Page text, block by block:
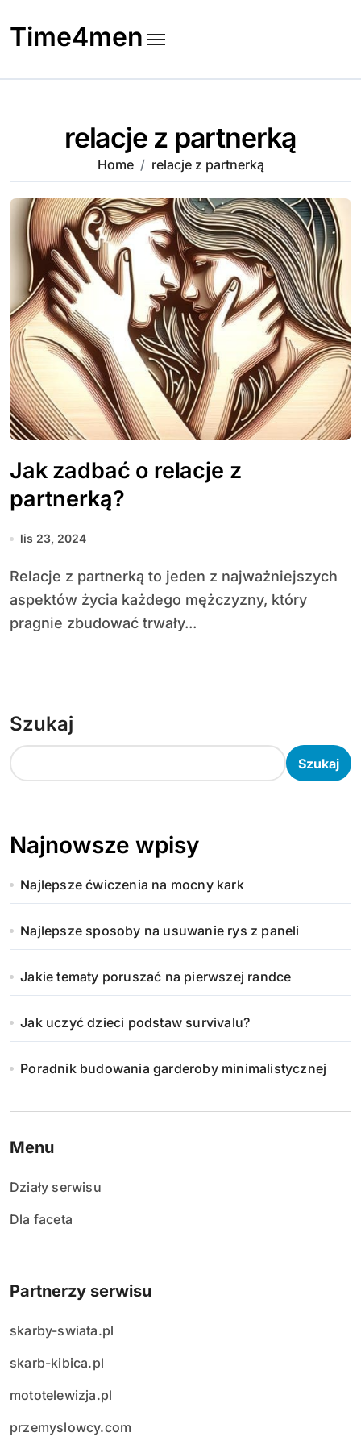
to
content
Time4men
relacje z partnerką
Home relacje z partnerką
Jak zadbać o relacje z
partnerką?
lis 23, 2024
Relacje z partnerką to jeden z najważniejszych
aspektów życia każdego mężczyzny, który
pragnie zbudować trwały...
Szukaj
Szukaj
Najnowsze wpisy
Najlepsze ćwiczenia na mocny kark
Najlepsze sposoby na usuwanie rys z paneli
Jakie tematy poruszać na pierwszej randce
Jak uczyć dzieci podstaw survivalu?
Poradnik budowania garderoby minimalistycznej
Menu
Działy serwisu
Dla faceta
Partnerzy serwisu
skarby-swiata.pl
skarb-kibica.pl
mototelewizja.pl
przemyslowcy.com